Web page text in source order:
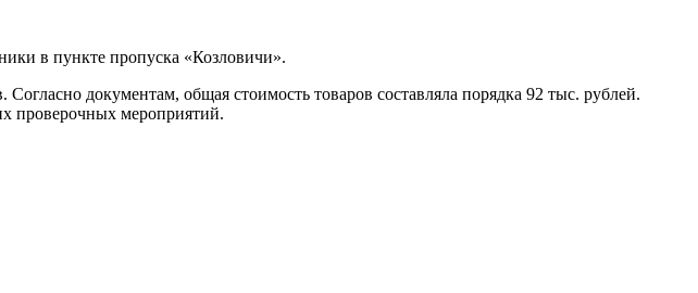
в пункте пропуска «Козловичи».
документам, общая стоимость товаров составляла порядка 92 тыс. рублей.
проверочных мероприятий.